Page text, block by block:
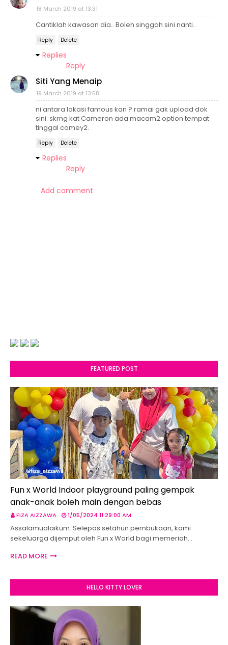
18 March 2019 at 13:31
Cantiklah kawasan dia.. Boleh singgah sini nanti..
Reply Delete
Replies
Reply
Siti Yang Menaip
19 March 2019 at 13:58
ni antara lokasi famous kan ? ramai gak upload dok
sini. skrng kat Cameron ada macam2 option tempat
tinggal comey2.
Reply Delete
Replies
Reply
Add comment
FEATURED POST
Fun x World Indoor playground paling gempak
anak-anak boleh main dengan bebas
FIZA AIZZAWA 1/05/2024 11:29:00 AM
Assalamualaikum. Selepas setahun pembukaan, kami
sekeluarga dijemput oleh Fun x World bagi memeriah…
READ MORE
HELLO KITTY LOVER